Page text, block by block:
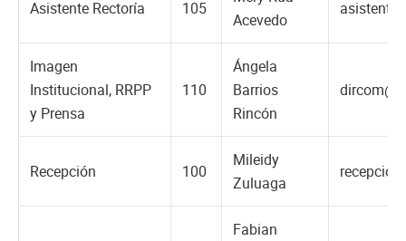
Asistente Rectoría 105
Acevedo
Imagen
Institucional, RRPP
y Prensa
110
Ángela
Barrios
Rincón
Recepción 100
Mileidy
Zuluaga
Fabian